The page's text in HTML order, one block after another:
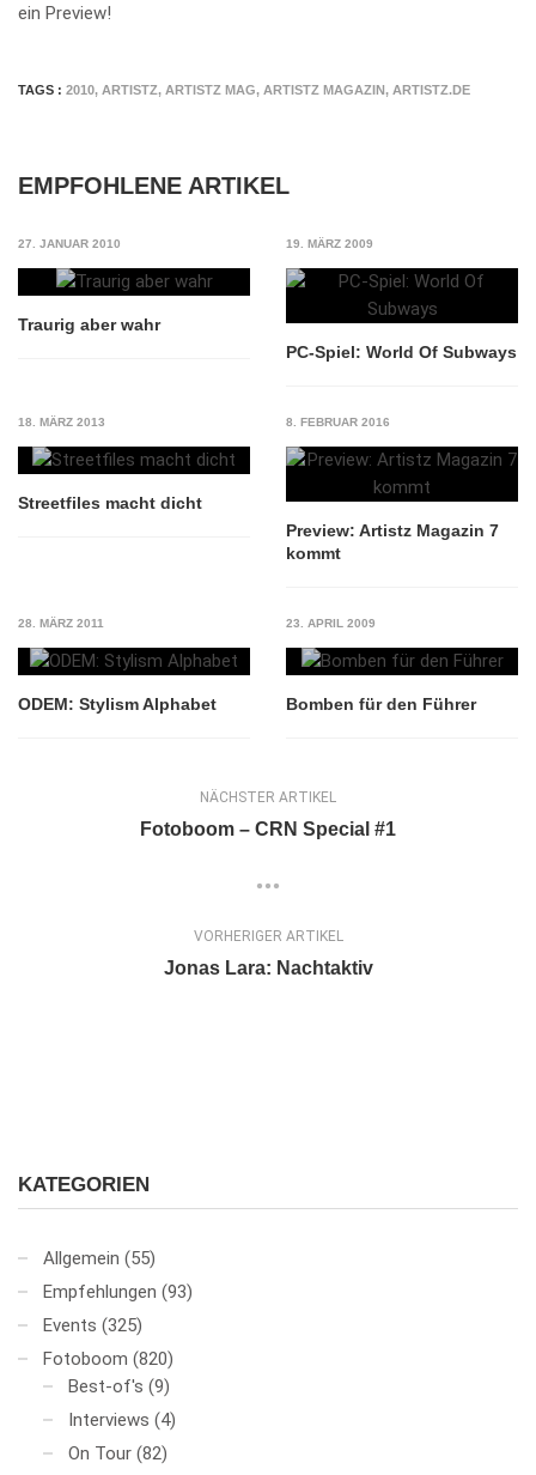
ein Preview!
TAGS : 2010, ARTISTZ, ARTISTZ MAG, ARTISTZ MAGAZIN, ARTISTZ.DE
EMPFOHLENE ARTIKEL
27. JANUAR 2010
Traurig aber wahr
19. MÄRZ 2009
PC-Spiel: World Of Subways
18. MÄRZ 2013
Streetfiles macht dicht
8. FEBRUAR 2016
Preview: Artistz Magazin 7
kommt
28. MÄRZ 2011
ODEM: Stylism Alphabet
23. APRIL 2009
Bomben für den Führer
NÄCHSTER ARTIKEL
Fotoboom – CRN Special #1
VORHERIGER ARTIKEL
Jonas Lara: Nachtaktiv
KATEGORIEN
Allgemein (55)
Empfehlungen (93)
Events (325)
Fotoboom (820)
Best-of's (9)
Interviews (4)
On Tour (82)